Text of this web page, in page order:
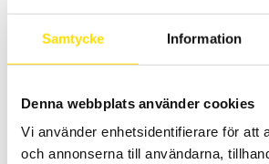
Samtycke Information
Denna webbplats använder cookies
Vi använder enhetsidentifierare för att
och annonserna till användarna,
UG 36 är en mycket kompakt, kraftfull
högspänningsprovare. Alla värden är lätt